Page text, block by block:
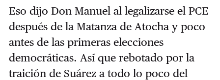
Eso dijo Don Manuel al legalizarse el PCE
después de la Matanza de Atocha y poco
antes de las primeras elecciones
democráticas. Así que rebotado por la
traición de Suárez a todo lo poco del